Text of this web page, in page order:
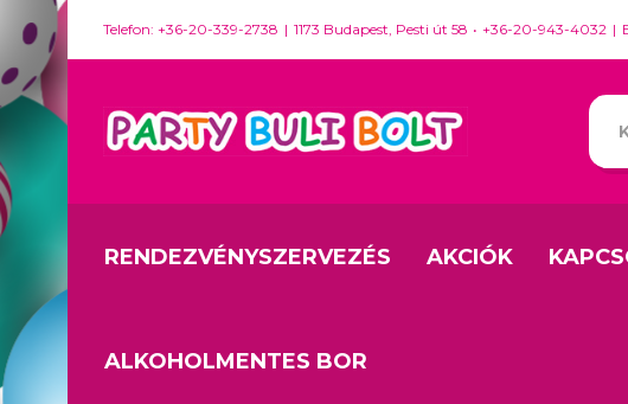
Telefon: +36-20-339-2738 1173 Budapest, Pesti út 58 +36-20-943-4032
RENDEZVÉNYSZERVEZÉS AKCIÓK
ALKOHOLMENTES BOR